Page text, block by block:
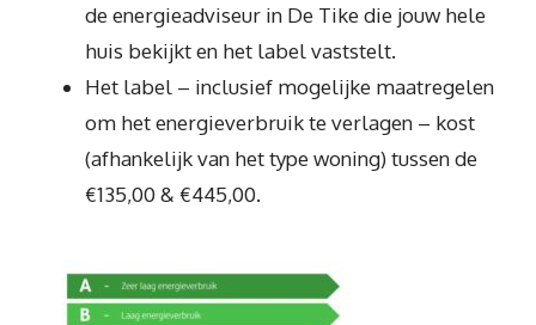
de energieadviseur in De Tike die jouw hele
huis bekijkt en het label vaststelt.
Het label – inclusief mogelijke maatregelen
om het energieverbruik te verlagen – kost
(afhankelijk van het type woning) tussen de
€135,00 & €445,00.